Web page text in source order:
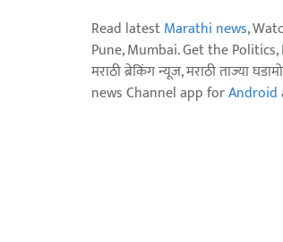
Read latestMarathi news,
Pune, Mumbai. Get the Politics,
मराठी ब्रेकिंग न्यूज, मराठी ताज्या
news Channel app forAndroid